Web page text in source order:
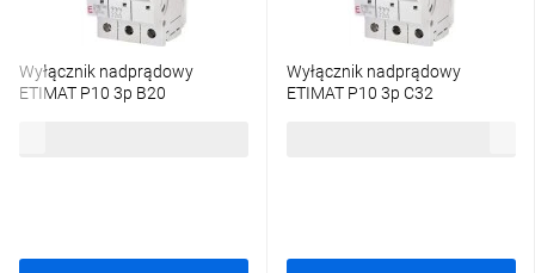
Wyłącznik nadprądowy
ETIMAT P10 3p B20
Wyłącznik nadprądowy
ETIMAT P10 3p C32